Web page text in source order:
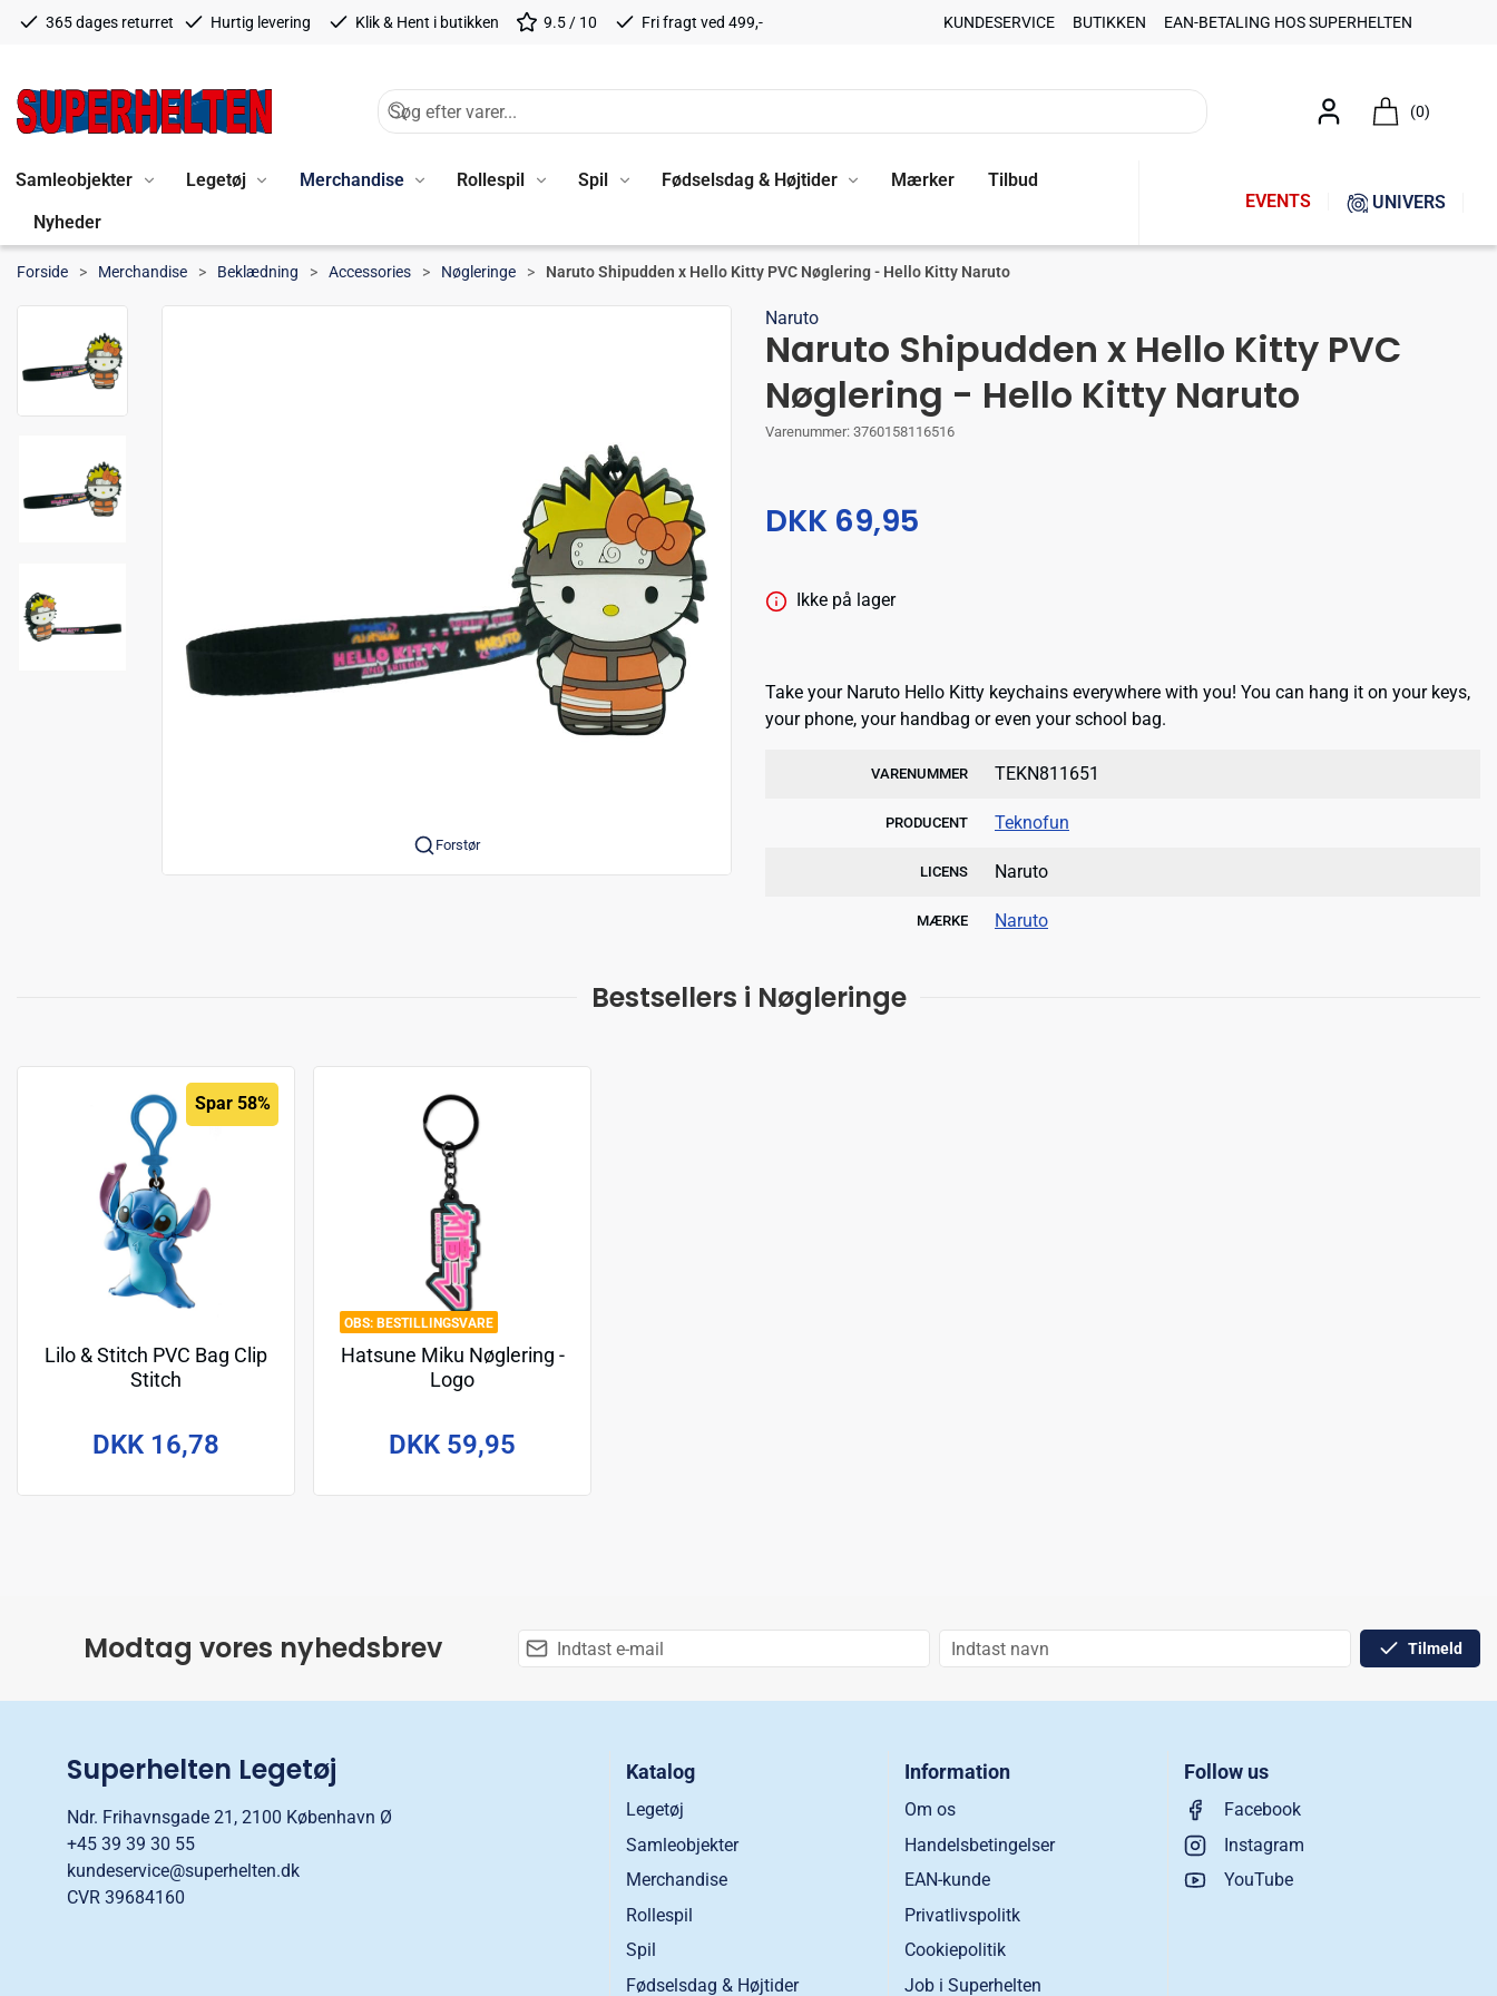
365 dages returret Hurtig levering Klik & Hent i butikken 9.5 / 10 Fri fragt ved 499,- KUNDESERVICE BUTIKKEN EAN-BETALING HOS SUPERHELTEN
(0)
Samleobjekter Legetøj Merchandise Rollespil Spil Fødselsdag & Højtider Mærker
Tilbud
Nyheder
EVENTS UNIVERS
Forside Merchandise Beklædning Accessories Nøgleringe Naruto Shipudden x Hello Kitty PVC Nøglering - Hello Kitty Naruto
Forstør
Naruto
Naruto Shipudden x Hello Kitty PVC
Nøglering - Hello Kitty Naruto
Varenummer: 3760158116516
DKK 69,95
Ikke på lager
Take your Naruto Hello Kitty keychains everywhere with you! You can hang it on your keys,
your phone, your handbag or even your school bag.
VARENUMMER TEKN811651
PRODUCENT Teknofun
LICENS Naruto
MÆRKE Naruto
Bestsellers i Nøgleringe
Spar 58%
Lilo & Stitch PVC Bag Clip
Stitch
DKK 16,78
BESTILLINGSVARE
Hatsune Miku Nøglering -
Logo
DKK 59,95
Modtag vores nyhedsbrev Tilmeld
Superhelten Legetøj
Ndr. Frihavnsgade 21, 2100 København Ø
+45 39 39 30 55
kundeservice@superhelten.dk
CVR 39684160
Katalog
Legetøj
Samleobjekter
Merchandise
Rollespil
Spil
Fødselsdag & Højtider
Information
Om os
Handelsbetingelser
EAN-kunde
Privatlivspolitk
Cookiepolitik
Job i Superhelten
Follow us
Facebook
Instagram
YouTube